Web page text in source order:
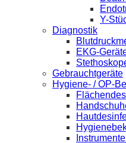
Y-
Diagnostik
EKG-
Gebrauchtgeräte
Hygiene- / OP-